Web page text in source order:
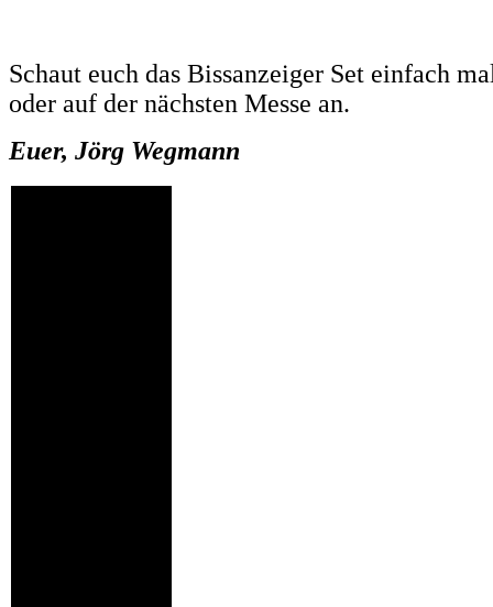
Schaut euch das Bissanzeiger Set einfach
oder auf der nächsten Messe an.
Euer, Jörg Wegmann